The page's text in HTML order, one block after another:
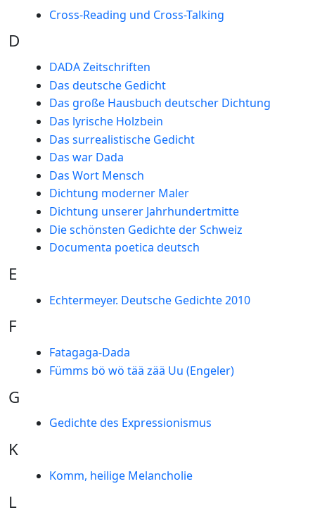
Cross-Reading und Cross-Talking
D
DADA Zeitschriften
Das deutsche Gedicht
Das große Hausbuch deutscher Dichtung
Das lyrische Holzbein
Das surrealistische Gedicht
Das war Dada
Das Wort Mensch
Dichtung moderner Maler
Dichtung unserer Jahrhundertmitte
Die schönsten Gedichte der Schweiz
Documenta poetica deutsch
E
Echtermeyer. Deutsche Gedichte 2010
F
Fatagaga-Dada
Fümms bö wö tää zää Uu (Engeler)
G
Gedichte des Expressionismus
K
Komm, heilige Melancholie
L